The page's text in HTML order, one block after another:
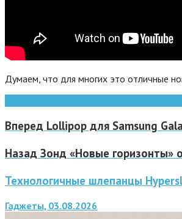
Думаем, что для многих это отличные
Вперед Lollipop для Samsung
Назад Зонд «Новые горизонты»
Технологичные шлепанцы
Гаджеты, 03.08.2026